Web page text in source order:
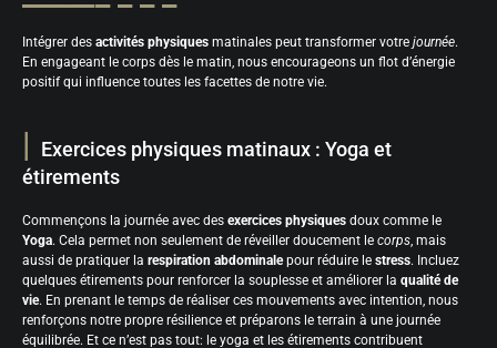
Intégrer des activités physiques matinales peut transformer votre journée.
En engageant le corps dès le matin, nous encourageons un flot d’énergie
positif qui influence toutes les facettes de notre vie.
Exercices physiques matinaux : Yoga et
étirements
Commençons la journée avec des exercices physiques doux comme le
Yoga. Cela permet non seulement de réveiller doucement le corps, mais
aussi de pratiquer la respiration abdominalepour réduire le stress. Incluez
quelques étirements pour renforcer la souplesse et améliorer la qualité de
vie. En prenant le temps de réaliser ces mouvements avec intention, nous
renforçons notre propre résilience et préparons le terrain à une journée
équilibrée. Et ce n’est pas tout: le yoga et les étirements contribuent